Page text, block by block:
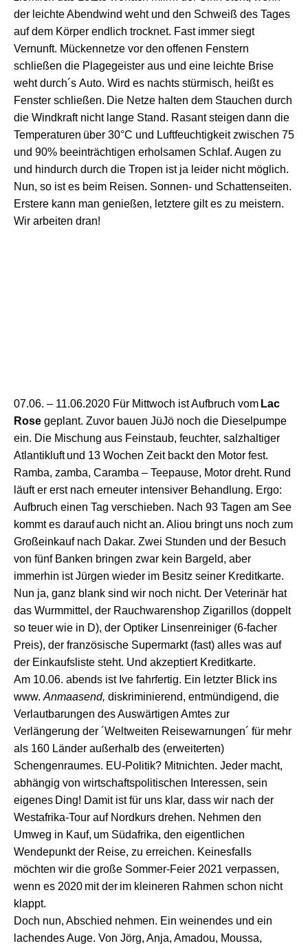
der leichteAbendwind weht und den Schweiß des Tages
auf dem Körper endlich trocknet. Fast immer siegt
Vernunft. Mückennetze vor den offenen Fenstern
schließen die Plagegeister aus und eine leichte Brise
weht durch´s Auto. Wird es nachts stürmisch, heißt es
Fenster schließen. Die Netze halten dem Stauchen durch
die Windkraft nicht lange Stand. Rasantsteigen dann die
Temperaturen über 30°C und Luftfeuchtigkeitzwischen 75
und 90% beeinträchtigen erholsamen Schlaf. Augen zu
und hindurch durch die Tropen ist ja leider nicht möglich.
Nun, so ist es beim Reisen. Sonnen- und Schattenseiten.
Erstere kann man genießen, letztere gilt es zu meistern.
Wir arbeiten dran!
07.06. – 11.06.2020 Für Mittwoch istAufbruch vom Lac
Rose geplant. Zuvor bauen JüJö noch die Dieselpumpe
ein. Die Mischung aus Feinstaub, feuchter, salzhaltiger
Atlantikluft und 13 Wochen Zeit backtden Motor fest.
Ramba, zamba, Caramba – Teepause, Motor dreht. Rund
läuft er erst nach erneuter intensiver Behandlung. Ergo:
Aufbruch einen Tag verschieben. Nach 93 Tagen am See
kommt es daraufauch nicht an. Aliou bringtuns noch zum
Großeinkauf nach Dakar. Zwei Stunden und der Besuch
von fünf Banken bringen zwar kein Bargeld, aber
immerhin ist Jürgen wieder im Besitz seiner Kreditkarte.
Nun ja, ganz blank sind wir noch nicht. Der Veterinär hat
das Wurmmittel, der Rauchwarenshop Zigarillos (doppelt
so teuer wie in D), der Optiker Linsenreiniger (6-facher
Preis), der französische Supermarkt (fast) alles was auf
der Einkaufsliste steht. Und akzeptiert Kreditkarte.
Am 10.06. abends ist Ive fahrfertig. Ein letzter Blick ins
www. Anmaasend, diskriminierend, entmündigend, die
Verlautbarungen des Auswärtigen Amtes zur
Verlängerung der ´Weltweiten Reisewarnungen´ für mehr
als 160 Länder außerhalb des (erweiterten)
Schengenraumes. EU-Politik? Mitnichten. Jeder macht,
abhängig von wirtschaftspolitischen Interessen, sein
eigenes Ding! Damit ist für uns klar, dass wir nach der
Westafrika-Tour auf Nordkurs drehen. Nehmen den
Umweg in Kauf, um Südafrika, den eigentlichen
Wendepunkt der Reise, zu erreichen. Keinesfalls
möchten wir die große Sommer-Feier 2021 verpassen,
wenn es 2020 mit der im kleineren Rahmen schon nicht
klappt.
Doch nun, Abschied nehmen. Ein weinendes und ein
lachendesAuge. Von Jörg, Anja, Amadou, Moussa,